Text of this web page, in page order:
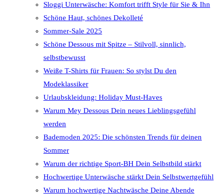
Sloggi Unterwäsche: Komfort trifft Style für Sie & Ihn
Schöne Haut, schönes Dekolleté
Sommer-Sale 2025
Schöne Dessous mit Spitze – Stilvoll, sinnlich,
selbstbewusst
Weiße T-Shirts für Frauen: So stylst Du den
Modeklassiker
Urlaubskleidung: Holiday Must-Haves
Warum Mey Dessous Dein neues Lieblingsgefühl
werden
Bademoden 2025: Die schönsten Trends für deinen
Sommer
Warum der richtige Sport-BH Dein Selbstbild stärkt
Hochwertige Unterwäsche stärkt Dein Selbstwertgefühl
Warum hochwertige Nachtwäsche Deine Abende